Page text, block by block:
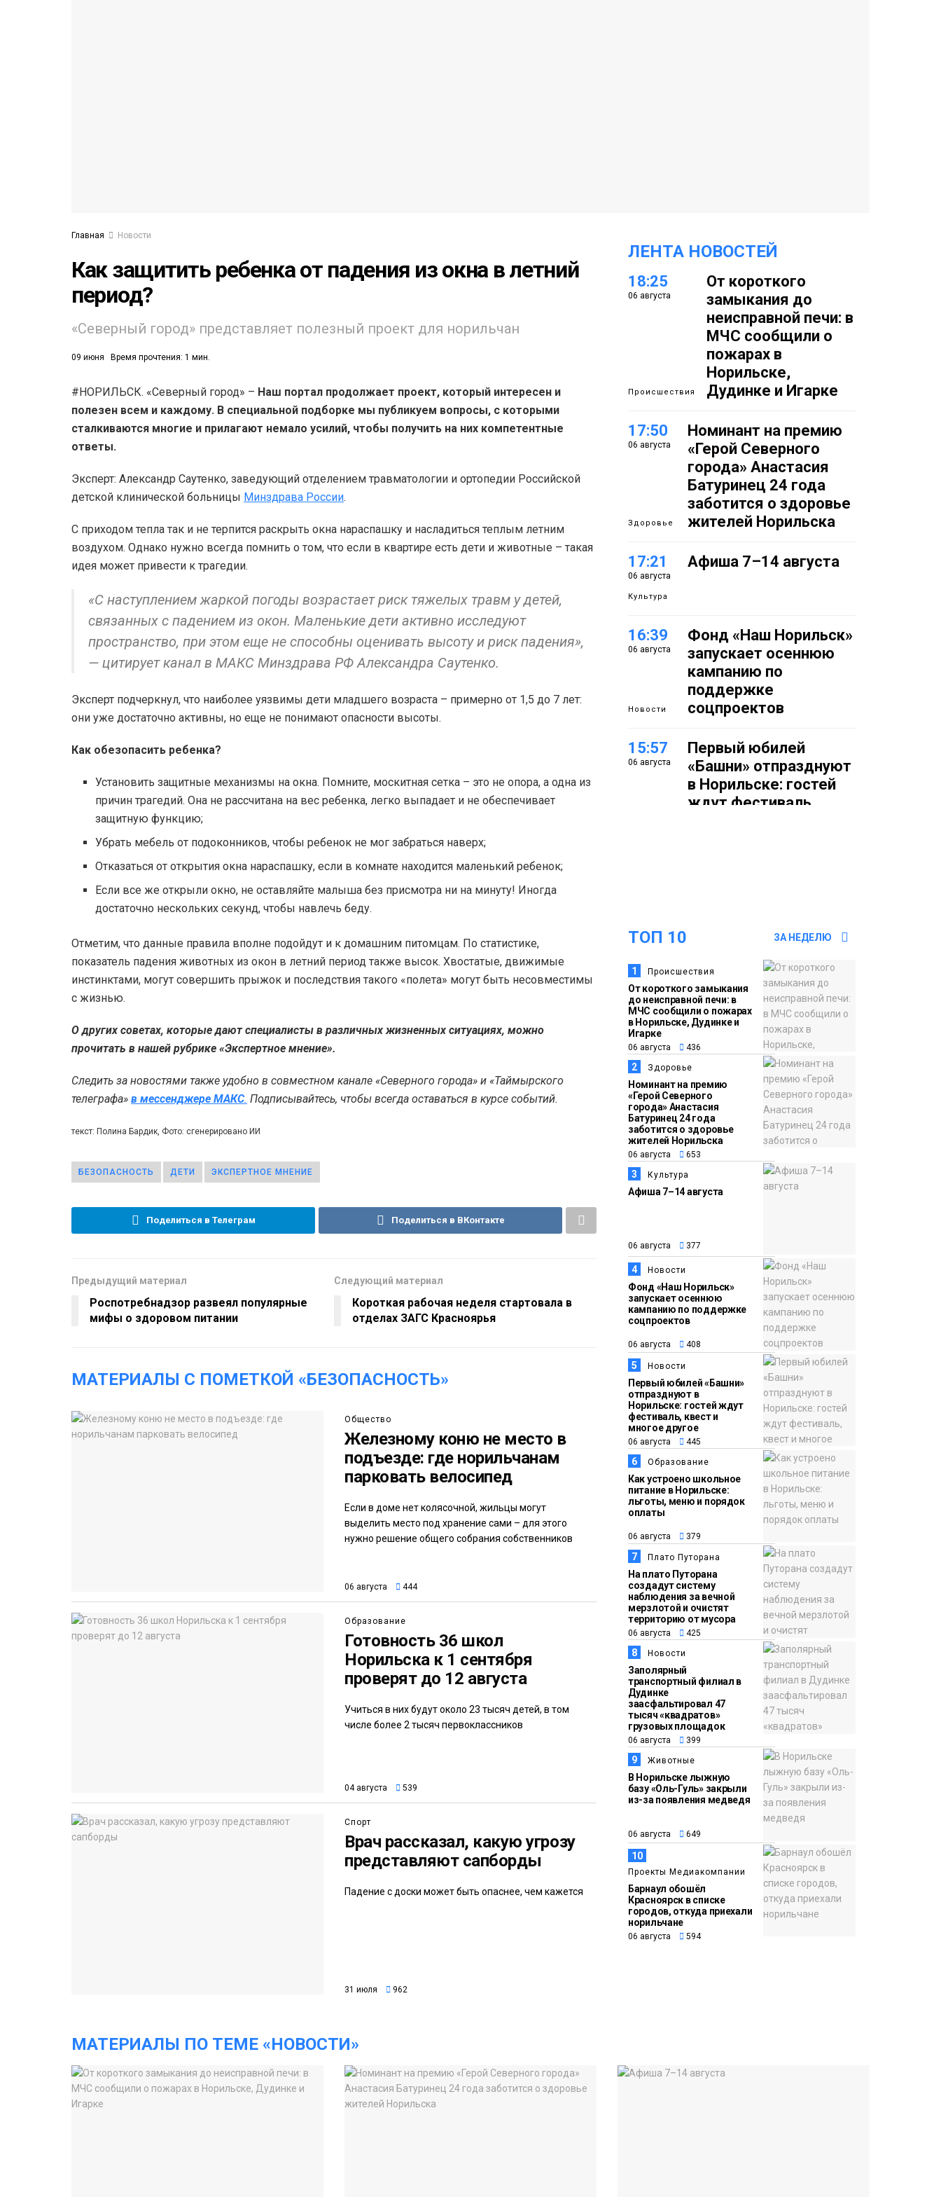
Главная Новости
Как защитить ребенка от падения из окна в летний
период?
«Северный город» представляет полезный проект для норильчан
09 июня Время прочтения: 1 мин.
#НОРИЛЬСК. «Северный город» – Наш портал продолжает проект, который интересен и
полезен всем и каждому. В специальной подборке мы публикуем вопросы, с которыми
сталкиваются многие и прилагают немало усилий, чтобы получить на них компетентные
ответы.
Эксперт: Александр Саутенко, заведующий отделением травматологии и ортопедии Российской
детской клинической больницы Минздрава России.
С приходом тепла так и не терпится раскрыть окна нараспашку и насладиться теплым летним
воздухом. Однако нужно всегда помнить о том, что если в квартире есть дети и животные – такая
идея может привести к трагедии.
«С наступлением жаркой погоды возрастает риск тяжелых травм у детей,
связанных с падением из окон. Маленькие дети активно исследуют
пространство, при этом еще не способны оценивать высоту и риск падения»,
— цитирует канал в МАКС Минздрава РФ Александра Саутенко.
Эксперт подчеркнул, что наиболее уязвимы дети младшего возраста – примерно от 1,5 до 7 лет:
они уже достаточно активны, но еще не понимают опасности высоты.
Как обезопасить ребенка?
Установить защитные механизмы на окна. Помните, москитная сетка – это не опора, а одна из
причин трагедий. Она не рассчитана на вес ребенка, легко выпадает и не обеспечивает
защитную функцию;
Убрать мебель от подоконников, чтобы ребенок не мог забраться наверх;
Отказаться от открытия окна нараспашку, если в комнате находится маленький ребенок;
Если все же открыли окно, не оставляйте малыша без присмотра ни на минуту! Иногда
достаточно нескольких секунд, чтобы навлечь беду.
Отметим, что данные правила вполне подойдут и к домашним питомцам. По статистике,
показатель падения животных из окон в летний период также высок. Хвостатые, движимые
инстинктами, могут совершить прыжок и последствия такого «полета» могут быть несовместимы
с жизнью.
О других советах, которые дают специалисты в различных жизненных ситуациях, можно
прочитать в нашей рубрике «Экспертное мнение».
Следить за новостями также удобно в совместном канале «Северного города» и «Таймырского
телеграфа» в мессенджере MAКС. Подписывайтесь, чтобы всегда оставаться в курсе событий.
текст: Полина Бардик, Фото: сгенерировано ИИ
БЕЗОПАСНОСТЬ ДЕТИ ЭКСПЕРТНОЕ МНЕНИЕ
Поделиться в Телеграм Поделиться в ВКонтакте
Предыдущий материал
Роспотребнадзор развеял популярные
мифы о здоровом питании
Следующий материал
Короткая рабочая неделя стартовала в
отделах ЗАГС Красноярья
МАТЕРИАЛЫ С ПОМЕТКОЙ «БЕЗОПАСНОСТЬ»
Общество
Железному коню не место в
подъезде: где норильчанам
парковать велосипед
Если в доме нет колясочной, жильцы могут
выделить место под хранение сами – для этого
нужно решение общего собрания собственников
06 августа 444
Образование
Готовность 36 школ
Норильска к 1 сентября
проверят до 12 августа
Учиться в них будут около 23 тысяч детей, в том
числе более 2 тысяч первоклассников
04 августа 539
Спорт
Врач рассказал, какую угрозу
представляют сапборды
Падение с доски может быть опаснее, чем кажется
31 июля 962
ЛЕНТА НОВОСТЕЙ
18:25
06 августа
Происшествия
От короткого
замыкания до
неисправной печи: в
МЧС сообщили о
пожарах в
Норильске,
Дудинке и Игарке
17:50
06 августа
Здоровье
Номинант на премию
«Герой Северного
города» Анастасия
Батуринец 24 года
заботится о здоровье
жителей Норильска
17:21
06 августа
Культура
Афиша 7–14 августа
16:39
06 августа
Новости
Фонд «Наш Норильск»
запускает осеннюю
кампанию по
поддержке
соцпроектов
15:57
06 августа
Первый юбилей
«Башни» отпразднуют
в Норильске: гостей
ждут фестиваль,
Образование
14:36
06 августа
Плато
Путорана
На плато Путорана
создадут систему
наблюдения за вечной
мерзлотой и очистят
территорию от мусора
13:47
06 августа
Новости
Заполярный
транспортный филиал
в Дудинке
заасфальтировал 47
тысяч «квадратов»
грузовых площадок
Животные
закрыли из-за
появления медведя
12:25
06 августа
Проекты
Медиакомпании
Барнаул обошёл
Красноярск в
списке городов,
откуда приехали
норильчане
ТОП 10 ЗА НЕДЕЛЮ
1 Происшествия
От короткого замыкания
до неисправной печи: в
МЧС сообщили о пожарах
в Норильске, Дудинке и
Игарке
06 августа 436
2 Здоровье
Номинант на премию
«Герой Северного
города» Анастасия
Батуринец 24 года
заботится о здоровье
жителей Норильска
06 августа 653
3 Культура
Афиша 7–14 августа
06 августа 377
4 Новости
Фонд «Наш Норильск»
запускает осеннюю
кампанию по поддержке
соцпроектов
06 августа 408
5 Новости
Первый юбилей «Башни»
отпразднуют в
Норильске: гостей ждут
фестиваль, квест и
многое другое
06 августа 445
6 Образование
Как устроено школьное
питание в Норильске:
льготы, меню и порядок
оплаты
06 августа 379
7 Плато Путорана
На плато Путорана
создадут систему
наблюдения за вечной
мерзлотой и очистят
территорию от мусора
06 августа 425
8 Новости
Заполярный
транспортный филиал в
Дудинке
заасфальтировал 47
тысяч «квадратов»
грузовых площадок
06 августа 399
9 Животные
В Норильске лыжную
базу «Оль-Гуль» закрыли
из-за появления медведя
06 августа 649
10
Проекты Медиакомпании
Барнаул обошёл
Красноярск в списке
городов, откуда приехали
норильчане
06 августа 594
МАТЕРИАЛЫ ПО ТЕМЕ «НОВОСТИ»